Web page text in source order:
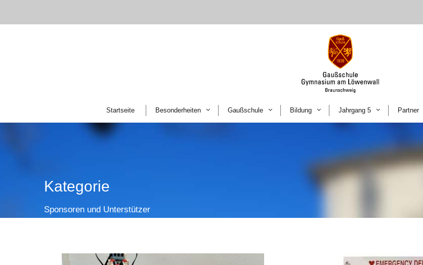
Startseite Besonderheiten Gaußschule Bildung Jahrgang 5 Partner
Kategorie
Sponsoren und Unterstützer